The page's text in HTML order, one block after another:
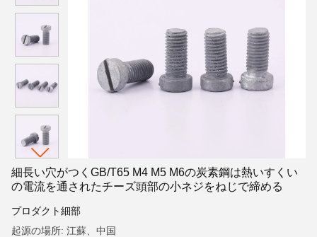
細長い穴がつくGB/T65 M4 M5 M6の炭素鋼は熱いすくい
の電流を通されたチーズ頭部の小ネジをねじで締める
プロダクト細部
起源の場所: 江蘇、中国